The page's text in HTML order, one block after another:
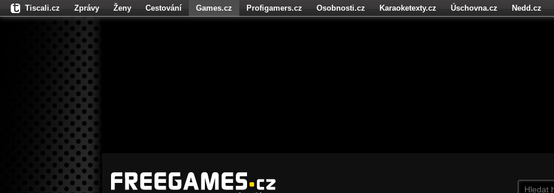
Tiscali.cz Zprávy Ženy Cestování Games.cz Profigamers.cz Osobnosti.cz Karaoketexty.cz Úschovna.cz
Nedd.cz
Fights.cz